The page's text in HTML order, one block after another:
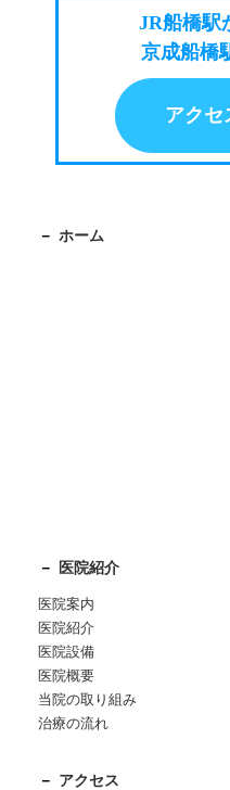
JR船橋駅
京成船橋
アクセ
ホーム
医院紹介
医院案内
医院紹介
医院設備
医院概要
当院の取り組み
治療の流れ
アクセス